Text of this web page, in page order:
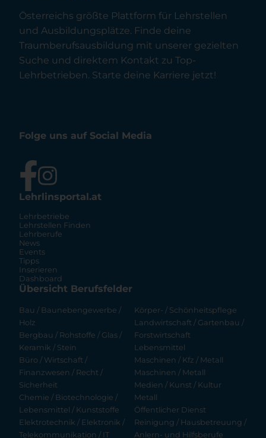
Österreichs größte Plattform für Lehrstellen
und Ausbildungsplätze. Finde deine
Traumberufsausbildung mit unserer gezielten
Suche und direktem Kontakt zu Top-
Lehrbetrieben. Starte deine Karriere jetzt!
Folge uns auf Social Media
Lehrlinsportal.at
Lehrbetriebe
Lehrstellen Finden
Lehrberufe
News
Events
Tipps
Inserieren
Dashboard
Übersicht Berufsfelder
Bau / Baunebengewerbe /
Holz
Bergbau / Rohstoffe / Glas /
Keramik / Stein
Büro / Wirtschaft /
Finanzwesen / Recht /
Sicherheit
Chemie / Biotechnologie /
Lebensmittel / Kunststoffe
Elektrotechnik / Elektronik /
Telekommunikation / IT
Körper- / Schönheitspflege
Landwirtschaft / Gartenbau /
Forstwirtschaft
Lebensmittel
Maschinen / Kfz / Metall
Maschinen / Metall
Medien / Kunst / Kultur
Metall
Öffentlicher Dienst
Reinigung / Hausbetreuung /
Anlern- und Hilfsberufe